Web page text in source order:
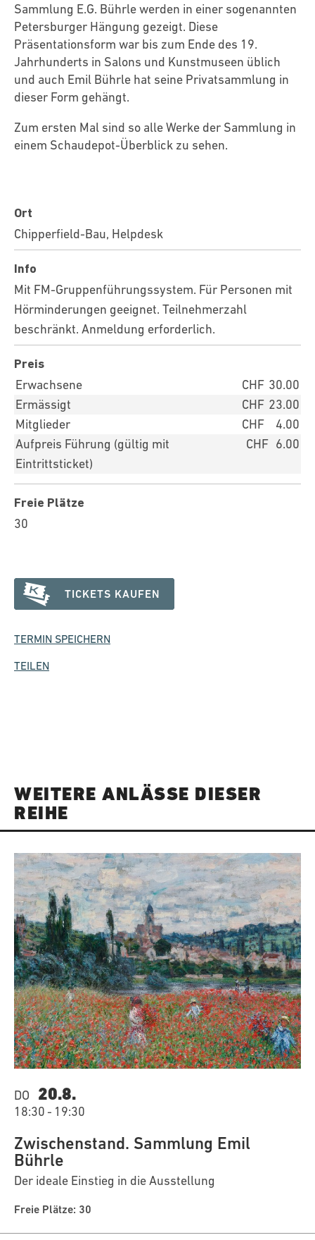
Sammlung E.G. Bührle werden in einer sogenannten
Petersburger Hängung gezeigt. Diese
Präsentationsform war bis zum Ende des 19.
Jahrhunderts in Salons und Kunstmuseen üblich
und auch Emil Bührle hat seine Privatsammlung in
dieser Form gehängt.
Zum ersten Mal sind so alle Werke der Sammlung in
einem Schaudepot-Überblick zu sehen.
Ort
Chipperfield-Bau, Helpdesk
Info
Mit FM-Gruppenführungssystem. Für Personen mit
Hörminderungen geeignet. Teilnehmerzahl
beschränkt. Anmeldung erforderlich.
Preis
Erwachsene CHF 30.00
Ermässigt
CHF 23.00
Mitglieder
CHF
4.00
Aufpreis Führung (gültig mit
Eintrittsticket)
CHF 6.00
Freie Plätze
30
TICKETS KAUFEN
TERMIN SPEICHERN
TEILEN
WEITERE ANLÄSSE DIESER
REIHE
DO 20.8.
18:30- 19:30
Zwischenstand. Sammlung Emil
Bührle
Der ideale Einstieg in die Ausstellung
Freie Plätze: 30